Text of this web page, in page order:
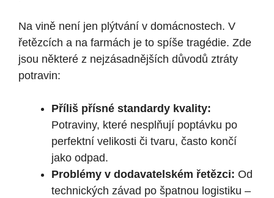
Na vině není jen plýtvání v domácnostech. V
řetězcích a na farmách je to spíše tragédie. Zde
jsou některé z nejzásadnějších důvodů ztráty
potravin:
Příliš přísné standardy kvality:
Potraviny, které nesplňují poptávku po
perfektní velikosti či tvaru, často končí
jako odpad.
Problémy v dodavatelském řetězci: Od
technických závad po špatnou logistiku –